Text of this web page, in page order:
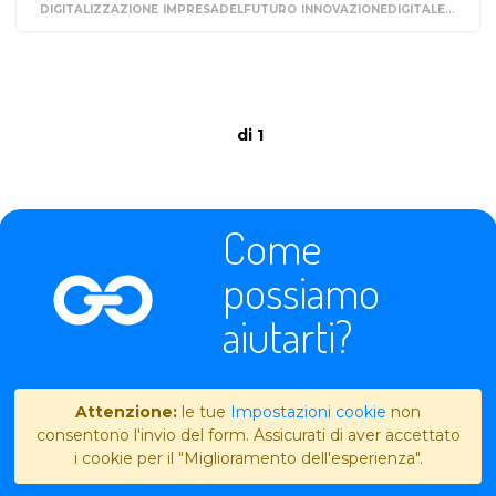
DIGITALIZZAZIONE IMPRESADELFUTURO INNOVAZIONEDIGITALE
di 1
Come
possiamo
aiutarti?
Attenzione: le tue Impostazioni cookie non
consentono l'invio del form. Assicurati di aver accettato
i cookie per il "Miglioramento dell'esperienza".